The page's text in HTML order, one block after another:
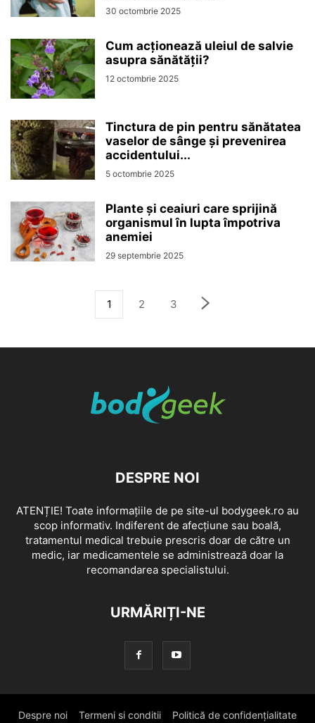
30 octombrie 2025
Cum acționează uleiul de salvie
asupra sănătății?
12 octombrie 2025
Tinctura de pin pentru sănătatea
vaselor de sânge și prevenirea
accidentului...
5 octombrie 2025
Plante și ceaiuri care sprijină
organismul în lupta împotriva
anemiei
29 septembrie 2025
1 2 3
DESPRE NOI
ATENȚIE! Toate informațiile de pe site-ul bodygeek.ro au
scop informativ. Indiferent de afecțiune sau boală,
tratamentul medical trebuie prescris doar de către un
medic, iar medicamentele se administrează doar la
recomandarea specialistului.
URMĂRIȚI-NE
Despre noi Termeni si conditii Politică de confidențialitate